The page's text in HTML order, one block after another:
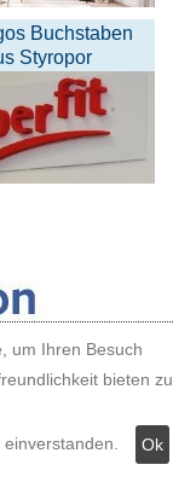
Buchstaben
Styropor
um Ihren Besuch
bieten zu
Ok